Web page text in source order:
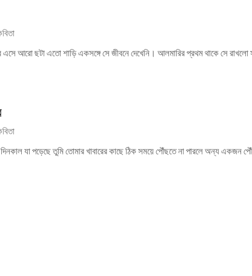
এসে আরো ছটা এতো শাড়ি একসঙ্গে সে জীবনে দেখেনি। আলমারির প্রথম থাকে সে রাখলো
যা পড়েছে তুমি তোমার খাবারের কাছে ঠিক সময়ে পৌঁছতে না পারলে অন্য একজন